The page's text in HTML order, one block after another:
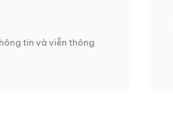
tin và viễn thông